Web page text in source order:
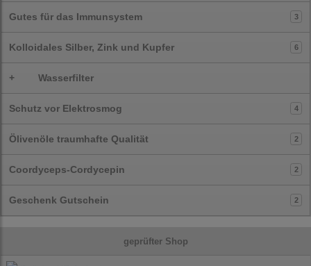
Gutes für das Immunsystem 3
Kolloidales Silber, Zink und Kupfer 6
+ Wasserfilter
Schutz vor Elektrosmog 4
Ölivenöle traumhafte Qualität 2
Coordyceps-Cordycepin 2
Geschenk Gutschein 2
geprüfter Shop